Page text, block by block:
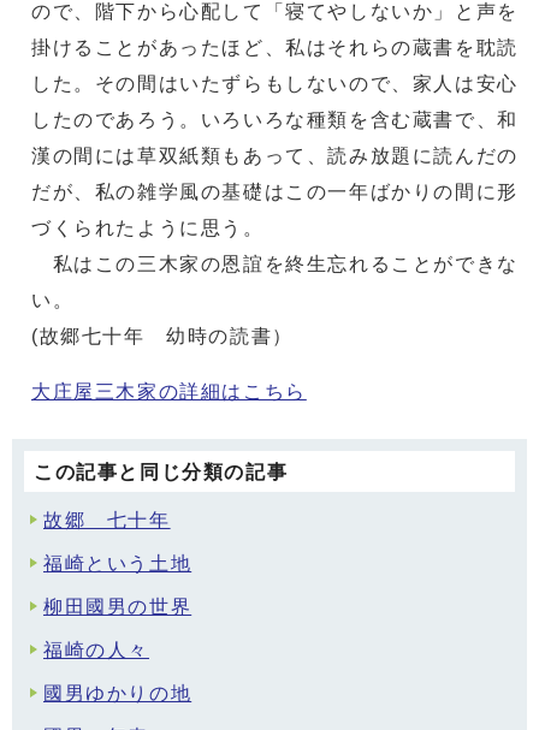
ので、階下から心配して「寝てやしないか」と声を
掛けることがあったほど、私はそれらの蔵書を耽読
した。その間はいたずらもしないので、家人は安心
したのであろう。いろいろな種類を含む蔵書で、和
漢の間には草双紙類もあって、読み放題に読んだの
だが、私の雑学風の基礎はこの一年ばかりの間に形
づくられたように思う。
私はこの三木家の恩誼を終生忘れることができな
い。
(故郷七十年 幼時の読書）
大庄屋三木家の詳細はこちら
この記事と同じ分類の記事
故郷 七十年
福崎という土地
柳田國男の世界
福崎の人々
國男ゆかりの地